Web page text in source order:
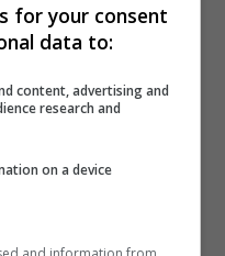
for your consent
data to:
content, advertising and
research and
on a device